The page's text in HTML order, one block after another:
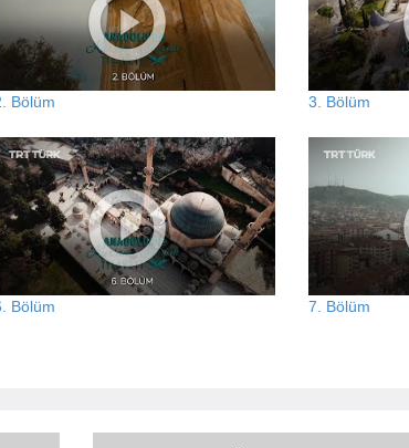
Bölüm 3. Bölüm
Bölüm 7. Bölüm